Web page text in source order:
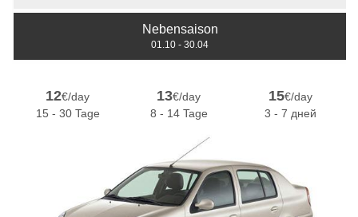
Nebensaison
01.10 - 30.04
12€/day
15 - 30 Tage
13€/day
8 - 14 Tage
15€/day
3 - 7 дней